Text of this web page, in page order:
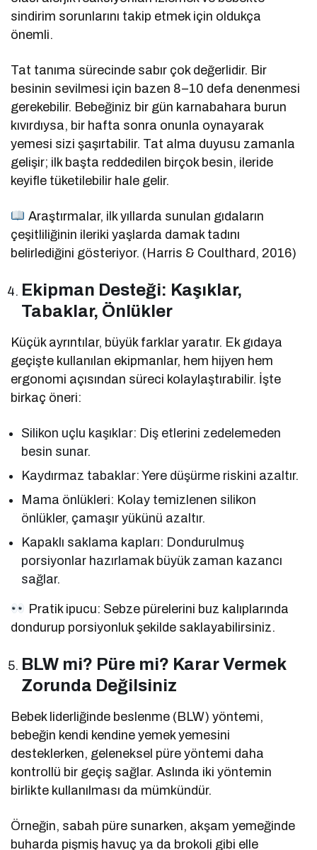
sindirim sorunlarını takip etmek için oldukça
önemli.
Tat tanıma sürecinde sabır çok değerlidir. Bir
besinin sevilmesi için bazen 8–10 defa denenmesi
gerekebilir. Bebeğiniz bir gün karnabahara burun
kıvırdıysa, bir hafta sonra onunla oynayarak
yemesi sizi şaşırtabilir. Tat alma duyusu zamanla
gelişir; ilk başta reddedilen birçok besin, ileride
keyifle tüketilebilir hale gelir.
Araştırmalar, ilk yıllarda sunulan gıdaların
çeşitliliğinin ileriki yaşlarda damak tadını
belirlediğini gösteriyor. (Harris & Coulthard, 2016)
Ekipman Desteği: Kaşıklar,
Tabaklar, Önlükler
Küçük ayrıntılar, büyük farklar yaratır. Ek gıdaya
geçişte kullanılan ekipmanlar, hem hijyen hem
ergonomi açısından süreci kolaylaştırabilir. İşte
birkaç öneri:
Silikon uçlu kaşıklar: Diş etlerini zedelemeden
besin sunar.
Kaydırmaz tabaklar: Yere düşürme riskini azaltır.
Mama önlükleri: Kolay temizlenen silikon
önlükler, çamaşır yükünü azaltır.
Kapaklı saklama kapları: Dondurulmuş
porsiyonlar hazırlamak büyük zaman kazancı
sağlar.
Pratik ipucu: Sebze pürelerini buz kalıplarında
dondurup porsiyonluk şekilde saklayabilirsiniz.
BLW mi? Püre mi? Karar Vermek
Zorunda Değilsiniz
Bebek liderliğinde beslenme (BLW) yöntemi,
bebeğin kendi kendine yemek yemesini
desteklerken, geleneksel püre yöntemi daha
kontrollü bir geçiş sağlar. Aslında iki yöntemin
birlikte kullanılması da mümkündür.
Örneğin, sabah püre sunarken, akşam yemeğinde
buharda pişmiş havuç ya da brokoli gibi elle